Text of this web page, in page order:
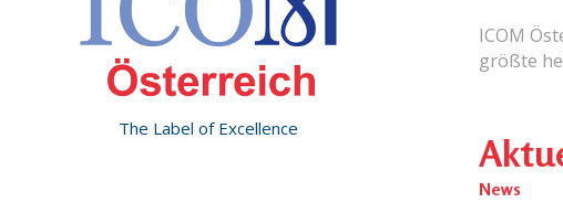
The Label of Excellence
ICOM
größte
News